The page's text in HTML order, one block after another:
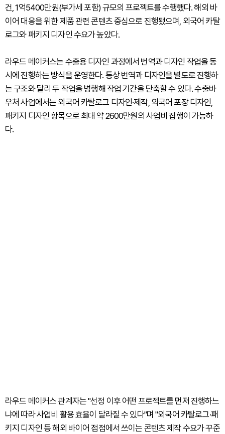
건, 1억5400만원(부가세 포함) 규모의 프로젝트를 수행했다. 해외 바
이어 대응을 위한 제품 관련 콘텐츠 중심으로 진행됐으며, 외국어 카탈
로그와 패키지 디자인 수요가 높았다.
라우드 메이커스는 수출용 디자인 과정에서 번역과 디자인 작업을 동
시에 진행하는 방식을 운영한다. 통상 번역과 디자인을 별도로 진행하
는 구조와 달리 두 작업을 병행해 작업 기간을 단축할 수 있다. 수출바
우처 사업에서는 외국어 카탈로그 디자인·제작, 외국어 포장 디자인,
패키지 디자인 항목으로 최대 약 2600만원의 사업비 집행이 가능하
다.
라우드 메이커스 관계자는 "선정 이후 어떤 프로젝트를 먼저 진행하느
냐에 따라 사업비 활용 효율이 달라질 수 있다"며 "외국어 카탈로그·패
키지 디자인 등 해외 바이어 접점에서 쓰이는 콘텐츠 제작 수요가 꾸준